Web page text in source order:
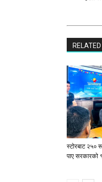
स्टाेरबाट २५०
पाए सरकारको